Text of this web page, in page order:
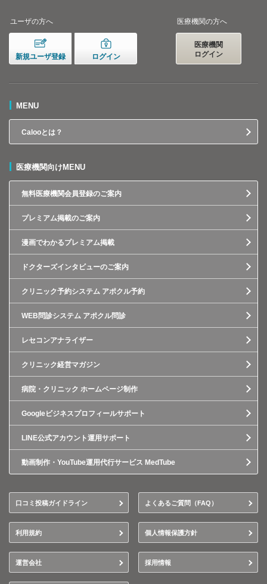
ユーザの方へ
新規ユーザ登録 ログイン
医療機関の方へ
医療機関
ログイン
MENU
Calooとは？
医療機関向けMENU
無料医療機関会員登録のご案内
プレミアム掲載のご案内
漫画でわかるプレミアム掲載
ドクターズインタビューのご案内
クリニック予約システム アポクル予約
WEB問診システム アポクル問診
レセコンアナライザー
クリニック経営マガジン
病院・クリニック ホームページ制作
Googleビジネスプロフィールサポート
LINE公式アカウント運用サポート
動画制作・YouTube運用代行サービス MedTube
口コミ投稿ガイドライン よくあるご質問（FAQ）
利用規約 個人情報保護方針
運営会社 採用情報